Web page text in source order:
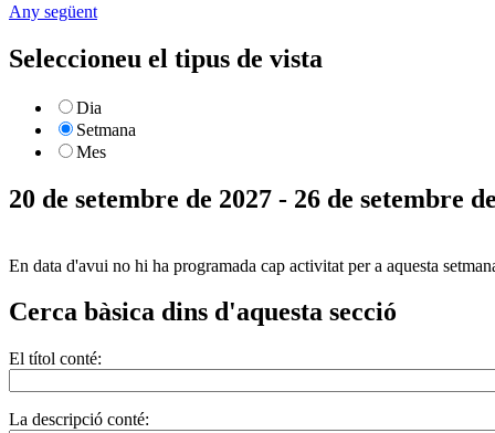
Any següent
Seleccioneu el tipus de vista
Dia
Setmana
Mes
20 de setembre de 2027 - 26 de setembre
En data d'avui no hi ha programada cap activitat per a aquesta
Cerca bàsica dins d'aquesta secció
El títol conté:
La descripció conté: